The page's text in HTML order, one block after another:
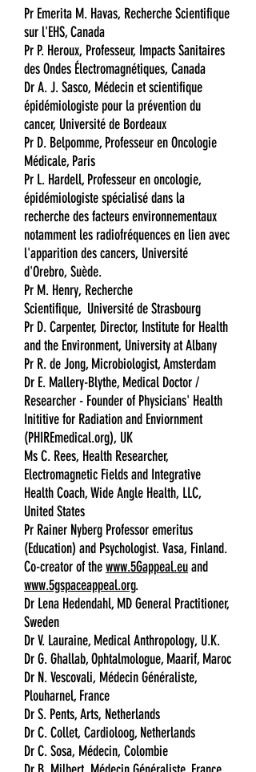
Pr Emerita M. Havas, Recherche Scientifique
sur l'EHS, Canada
Pr P. Heroux, Professeur, Impacts Sanitaires
des Ondes Électromagnétiques, Canada
Dr A. J. Sasco, Médecin et scientifique
épidémiologiste pour la prévention du
cancer, Université de Bordeaux
Pr D. Belpomme, Professeur en Oncologie
Médicale, Paris
Pr L. Hardell, Professeur en oncologie,
épidémiologiste spécialisé dans la
recherche des facteurs environnementaux
notamment les radiofréquences en lien avec
l'apparition des cancers, Université
d'Orebro, Suède.
Pr M. Henry, Recherche
Scientifique, Université de Strasbourg
Pr D. Carpenter, Director, Institute for Health
and the Environment, University at Albany
Pr R. de Jong, Microbiologist, Amsterdam
Dr E. Mallery-Blythe, Medical Doctor /
Researcher - Founder of Physicians' Health
Inititive for Radiation and Enviornment
(PHIREmedical.org), UK
Ms C. Rees, Health Researcher,
Electromagnetic Fields and Integrative
Health Coach, Wide Angle Health, LLC,
United States
Pr Rainer Nyberg Professor emeritus
(Education) and Psychologist. Vasa, Finland.
Co-creator of thewww.5Gappeal.euand
www.5gspaceappeal.org.
Dr Lena Hedendahl, MD General Practitioner,
Sweden
Dr V. Lauraine, Medical Anthropology, U.K.
Dr G. Ghallab, Ophtalmologue, Maarif, Maroc
Dr N. Vescovali, Médecin Généraliste,
Plouharnel, France
Dr S. Pents, Arts, Netherlands
Dr C. Collet, Cardioloog, Netherlands
Dr C. Sosa, Médecin, Colombie